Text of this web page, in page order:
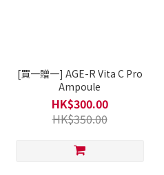
[買一贈一] AGE-R Vita C Pro
Ampoule
HK$300.00
HK$350.00